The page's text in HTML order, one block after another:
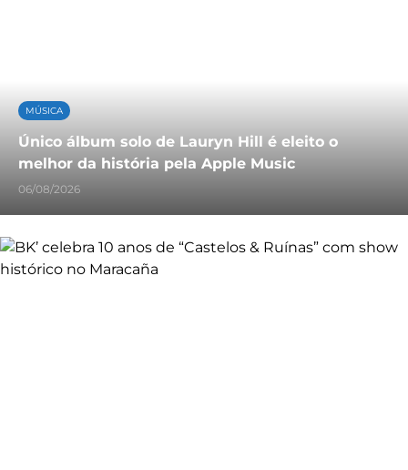
MÚSICA
Único álbum solo de Lauryn Hill é eleito o
melhor da história pela Apple Music
06/08/2026